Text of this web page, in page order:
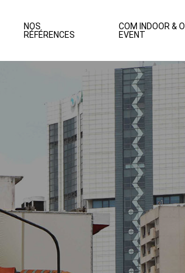
NOS
RÉFÉRENCES
COM INDOOR &
EVENT